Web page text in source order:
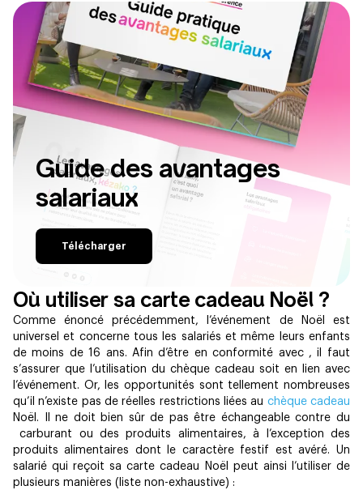
Guide des avantages
salariaux
Télécharger
Où utiliser sa carte cadeau Noël ?
Comme énoncé précédemment, l’événement de Noël est
universel et concerne tous les salariés et même leurs enfants
de moins de 16 ans. Afin d’être en conformité avec , il faut
s’assurer que l’utilisation du chèque cadeau soit en lien avec
l’événement. Or, les opportunités sont tellement nombreuses
qu’il n’existe pas de réelles restrictions liées au chèque cadeau
Noël. Il ne doit bien sûr de pas être échangeable contre du
carburant ou des produits alimentaires, à l’exception des
produits alimentaires dont le caractère festif est avéré. Un
salarié qui reçoit sa carte cadeau Noël peut ainsi l’utiliser de
plusieurs manières (liste non-exhaustive) : ‍